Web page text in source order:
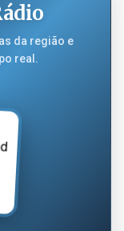
da região e
real.